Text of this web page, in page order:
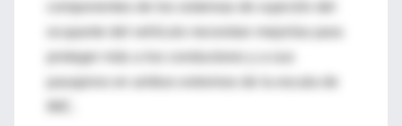
componentes de los sistemas de sujeción del
ocupante del vehículo necesitan mejorías para
proteger más a los conductores y a sus
pasajeros en ambos extremos de la escala de